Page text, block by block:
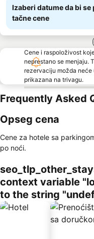
Izaberi datume da bi se
tačne cene
Cene i raspoloživost
neprestano se menjaju.
rezervaciju možda
prikazana na trivagu.
Frequently Asked
Opseg cena
Cene za hotele sa
po noći.
context variable
to the string